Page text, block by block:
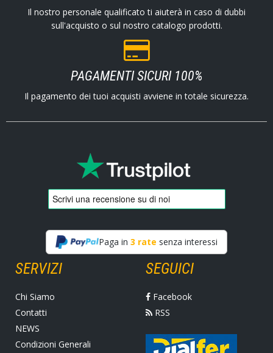
Il nostro personale qualificato ti aiuterà in caso di dubbi
sull'acquisto o sul nostro catalogo prodotti.
PAGAMENTI SICURI 100%
Il pagamento dei tuoi acquisti avviene in totale sicurezza.
Paga in 3 rate senza interessi
SERVIZI
Chi Siamo
Contatti
NEWS
Condizioni Generali
SEGUICI
Facebook
RSS